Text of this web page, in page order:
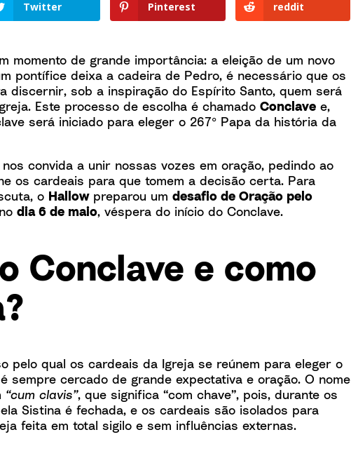
Twitter Pinterest reddit
momento de grande importância: a eleição de um novo
pontífice deixa a cadeira de Pedro, é necessário que os
discernir, sob a inspiração do Espírito Santo, quem será
Este processo de escolha é chamado Conclave e,
será iniciado para eleger o 267º Papa da história da
convida a unir nossas vozes em oração, pedindo ao
os cardeais para que tomem a decisão certa. Para
o Hallowpreparou um desafio de Oração pelo
dia 6 de maio, véspera do início do Conclave.
Conclave e como
pelo qual os cardeais da Igreja se reúnem para eleger o
sempre cercado de grande expectativa e oração. O nome
“cum clavis”, que significa “com chave”, pois, durante os
Sistina é fechada, e os cardeais são isolados para
feita em total sigilo e sem influências externas.